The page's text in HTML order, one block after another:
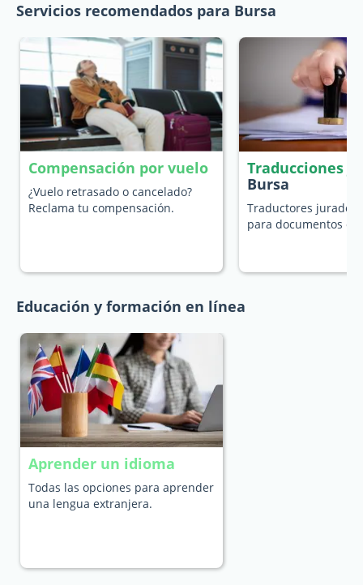
Servicios recomendados para Bursa
Compensación por vuelo
¿Vuelo retrasado o cancelado?
Reclama tu compensación.
Traducciones
Bursa
Traductores jurados
para documentos
Educación y formación en línea
Aprender un idioma
Todas las opciones para aprender
una lengua extranjera.